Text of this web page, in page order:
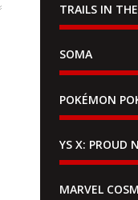
TRAILS IN
SOMA
POKÉMON
YS X: PROUD
MARVEL